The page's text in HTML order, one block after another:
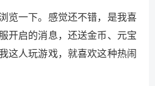
览一下。感觉还不错，是我喜
开启的消息，还送金币、元宝
这人玩游戏，就喜欢这种热闹